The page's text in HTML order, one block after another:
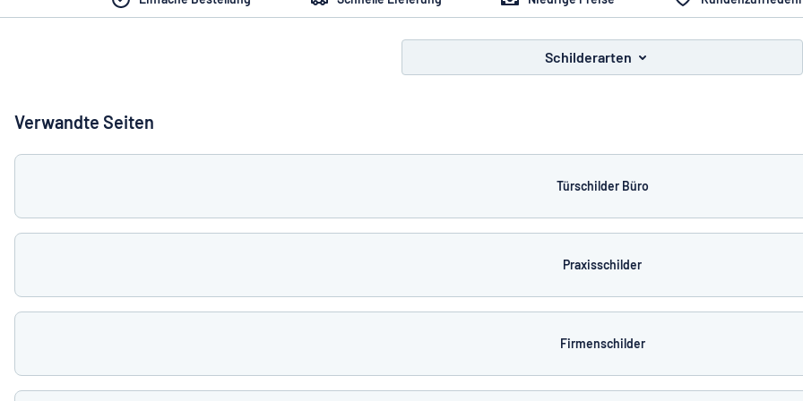
Alle Kategorien anzeigen
Deutsch
Schilderarten
Verwandte Seiten
Türschilder Büro
Praxisschilder
Firmenschilder